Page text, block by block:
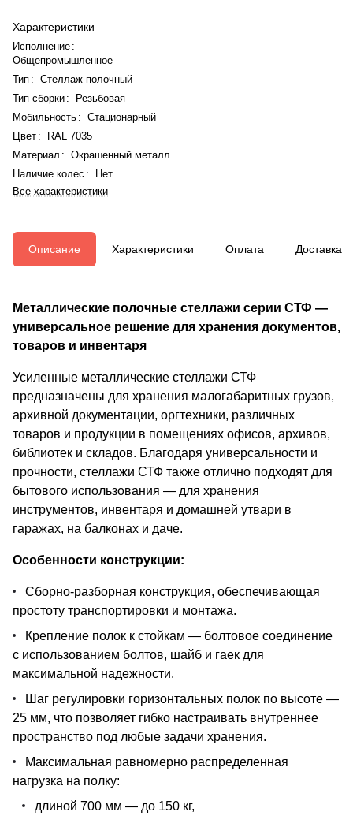
Характеристики
Исполнение :
Общепромышленное
Тип : Стеллаж полочный
Тип сборки:
Резьбовая
Мобильность : Стационарный
Цвет :
RAL 7035
Материал : Окрашенный металл
Наличие колес :
Нет
Все характеристики
Описание Характеристики Оплата Доставка
Металлические полочные стеллажи серии СТФ —
универсальное решение для хранения документов,
товаров и инвентаря
Усиленные металлические стеллажи СТФ
предназначены для хранения малогабаритных грузов,
архивной документации, оргтехники, различных
товаров и продукции в помещениях офисов, архивов,
библиотек и складов. Благодаря универсальности и
прочности, стеллажи СТФ также отлично подходят для
бытового использования — для хранения
инструментов, инвентаря и домашней утвари в
гаражах, на балконах и даче.
Особенности конструкции:
Сборно-разборная конструкция, обеспечивающая
простоту транспортировки и монтажа.
Крепление полок к стойкам — болтовое соединение
с использованием болтов, шайб и гаек для
максимальной надежности.
Шаг регулировки горизонтальных полок по высоте —
25 мм, что позволяет гибко настраивать внутреннее
пространство под любые задачи хранения.
Максимальная равномерно распределенная
нагрузка на полку:
длиной 700 мм — до 150 кг,